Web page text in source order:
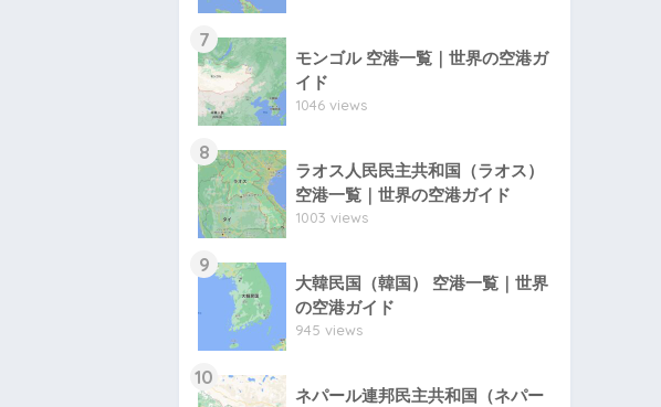
7
モンゴル 空港一覧｜世界の空港ガ
イド
1046 views
8
ラオス人民民主共和国（ラオス）
空港一覧｜世界の空港ガイド
1003 views
9
大韓民国（韓国） 空港一覧｜世界
の空港ガイド
945 views
10
ネパール連邦民主共和国（ネパー